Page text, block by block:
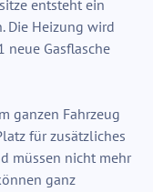
entsteht ein
Die Heizung wird
neue Gasflasche
ganzen Fahrzeug
für zusätzliches
müssen nicht mehr
ganz